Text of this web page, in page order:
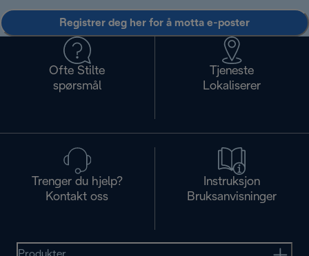
Registrer deg her for å motta e-poster
Ofte Stilte
spørsmål
Tjeneste
Lokaliserer
Trenger du hjelp?
Kontakt oss
Instruksjon
Bruksanvisninger